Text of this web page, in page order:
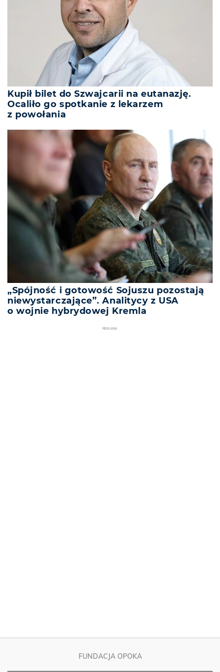
Kupił bilet do Szwajcarii na eutanazję.
Ocaliło go spotkanie z lekarzem
z powołania
„Spójność i gotowość Sojuszu pozostają
niewystarczające”. Analitycy z USA
o wojnie hybrydowej Kremla
REKLAMA
FUNDACJA OPOKA